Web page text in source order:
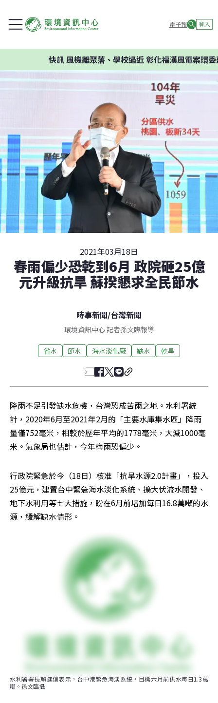
電子報 登入
風機離聚落、學校過近 彰化福漢風電案環委建議不應
2021年03月18日
春雨偏少恐乾到6月 政院砸25億
元升級抗旱 蘇揆懇求全民節水
時事新聞/台灣新聞
環境資訊中心 記者孫文臨報導
省水 節水 海水淡化廠 缺水 乾旱
降雨不足引發缺水危機，台灣恐成苦雨之地。水利署統
計，2020年6月至2021年2月的「主要水庫集水區」降雨
量僅752毫米，相較於歷年平均的1778毫米，大減1000毫
米。氣象局也估計，今年梅雨恐偏少。
行政院緊急於今（18日）核准「抗旱水源2.0計畫」，投入
25億元，建置台中緊急海水淡化系統、擴大伏流水開發、
地下水利用等七大措施，盼在6月前增加每日16.8萬噸的水
源，緩解缺水情形。
水利署署長賴建信表示，台中港緊急海淡系統，目標六月前供水每日1.3萬
噸。孫文臨攝